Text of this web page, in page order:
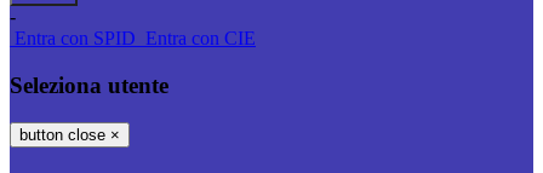
-
Entra con SPID Entra con CIE
Seleziona utente
button close ×